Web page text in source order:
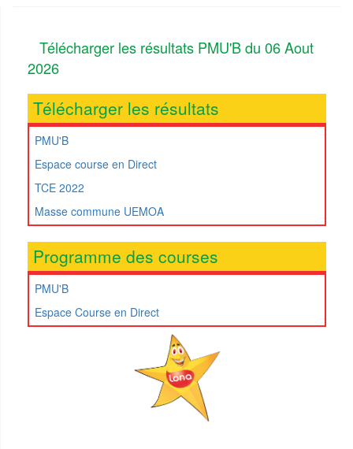
Télécharger les résultats PMU'B du 06 Aout
2026
Télécharger les résultats
PMU'B
Espace course en Direct
TCE 2022
Masse commune UEMOA
Programme des courses
PMU'B
Espace Course en Direct